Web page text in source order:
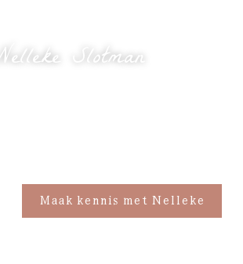
Nelleke Slotman
Maak kennis met Nelleke